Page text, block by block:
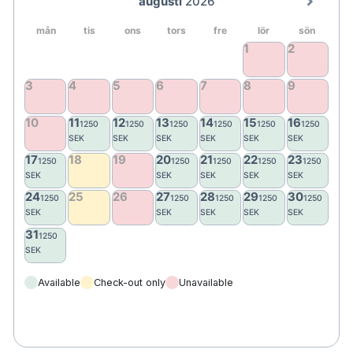
Frukostbuffé
Mall of Scandinavia 1,2 km
Friends Arena 1,4 km
Hagaparken 2 km
Stockholm Bromma flygplats 3,1 km
Stockholm Arlanda flygplats 32,5 km
Available Check-out only Unavailable